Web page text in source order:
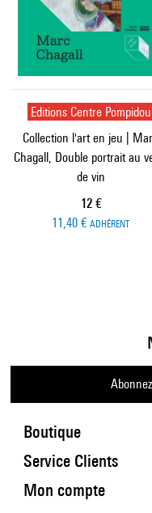
Editions Centre Pompidou
Collection l'art en jeu |
Chagall, Double portrait au
de vin
Prix ​​actuel
12 €
11,40 € ADHÉRENT
Boutique
Service Clients
Mon compte